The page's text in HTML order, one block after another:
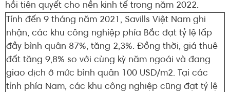
hồi tiên quyết cho nền kinh tế trong năm 2022.
Tính đến 9 tháng năm 2021, Savills Việt Nam ghi
nhận, các khu công nghiệp phía Bắc đạt tỷ lệ lấp
đầy bình quân 87%, tăng 2,3%. Đồng thời, giá thuê
đất tăng 9,8% so với cùng kỳ năm ngoái và đang
giao dịch ở mức bình quân 100 USD/m2. Tại các
tỉnh phía Nam, các khu công nghiệp cũng đạt tỷ lệ